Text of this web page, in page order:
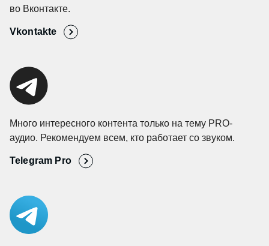
во Вконтакте.
Vkontakte
Много интересного контента только на тему PRO-
аудио. Рекомендуем всем, кто работает со звуком.
Telegram Pro